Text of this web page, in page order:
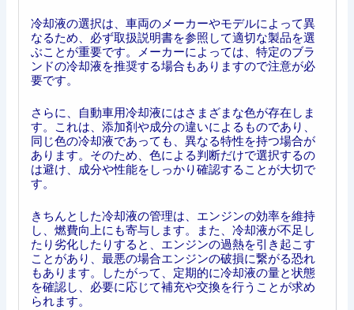
冷却液の選択は、車両のメーカーやモデルによって異
なるため、必ず取扱説明書を参照して適切な製品を選
ぶことが重要です。メーカーによっては、特定のブラ
ンドの冷却液を推奨する場合もありますので注意が必
要です。
さらに、自動車用冷却液にはさまざまな色が存在しま
す。これは、添加剤や成分の違いによるものであり、
同じ色の冷却液であっても、異なる特性を持つ場合が
あります。そのため、色による判断だけで選択するの
は避け、成分や性能をしっかり確認することが大切で
す。
きちんとした冷却液の管理は、エンジンの効率を維持
し、燃費向上にも寄与します。また、冷却液が不足し
たり劣化したりすると、エンジンの過熱を引き起こす
ことがあり、最悪の場合エンジンの破損に繋がる恐れ
もあります。したがって、定期的に冷却液の量と状態
を確認し、必要に応じて補充や交換を行うことが求め
られます。